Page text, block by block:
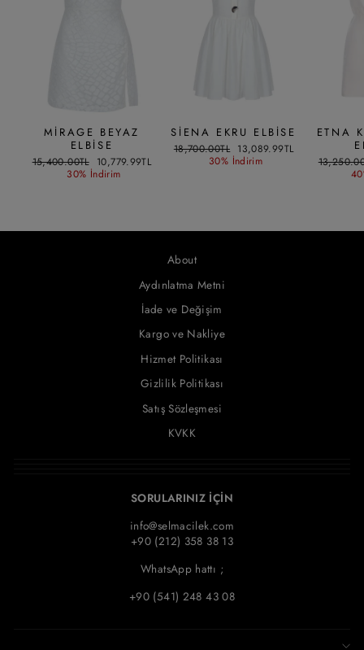
MIRAGE BEYAZ
ELBISE
Liste
15,400.00TL İndirimli
fiyat
10,779.99TL
30% İndirim
SIENA EKRU ELBISE
Liste
18,700.00TL İndirimli
fiyat
13,089.99TL
30% İndirim
ETNA
Liste
About
Aydınlatma Metni
İade ve Değişim
Kargo ve Nakliye
Hizmet Politikası
Gizlilik Politikası
Satış Sözleşmesi
KVKK
SORULARINIZ İÇİN
info@selmacilek.com
+90 (212) 358 38 13
WhatsApp hattı ;
+90 (541) 248 43 08